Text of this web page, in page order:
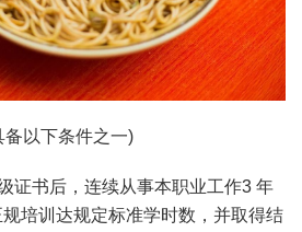
以下条件之一)
书后，连续从事本职业工作3 年
培训达规定标准学时数，并取得结